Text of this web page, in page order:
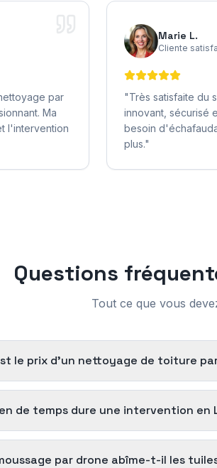
par
Ma
l'intervention
Marie L.
Cliente
"Très satisfaite du
innovant, sécurisé
besoin
plus."
Questions
Tout ce que vous
le prix d'un nettoyage de toiture
de temps dure une intervention en
par drone abîme-t-il les